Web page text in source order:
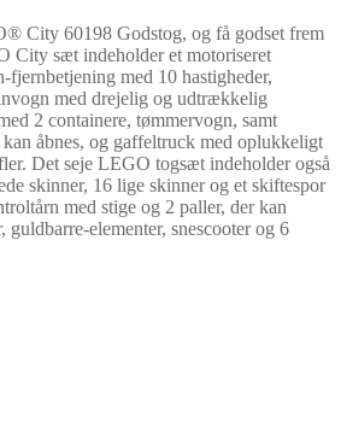
City 60198 Godstog, og få godset frem
City sæt indeholder et motoriseret
med 10 hastigheder,
med drejelig og udtrækkelig
2 containere, tømmervogn, samt
åbnes, og gaffeltruck med oplukkeligt
Det seje LEGO togsæt indeholder også
skinner, 16 lige skinner og et skiftespor
med stige og 2 paller, der kan
guldbarre-elementer, snescooter og 6